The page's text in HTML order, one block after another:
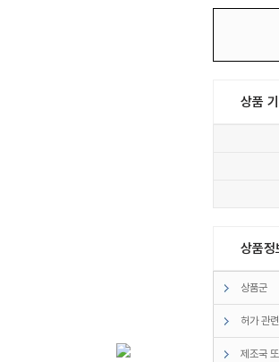
상품
상품
상품군
허가 관련
제조국